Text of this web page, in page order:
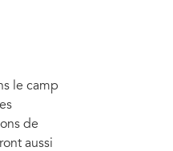
le camp
de
aussi